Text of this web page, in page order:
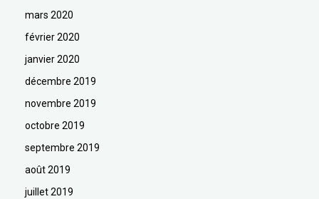
mars 2020
février 2020
janvier 2020
décembre 2019
novembre 2019
octobre 2019
septembre 2019
août 2019
juillet 2019